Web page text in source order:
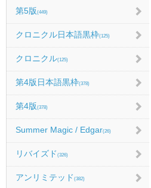
第5版(449)
クロニクル日本語黒枠(125)
クロニクル(125)
第4版日本語黒枠(378)
第4版(378)
Summer Magic / Edgar(26)
リバイズド (326)
アンリミテッド (382)